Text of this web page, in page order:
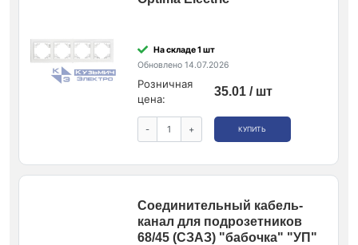
На складе 1 шт
Обновлено 14.07.2026
Розничная
цена:
35.01 / шт
- + КУПИТЬ
Соединительный кабель-
канал для подрозетников
68/45 (СЗАЗ) "бабочка" "УП"